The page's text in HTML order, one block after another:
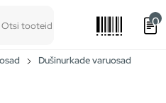
0
Dušinurkade varuosad